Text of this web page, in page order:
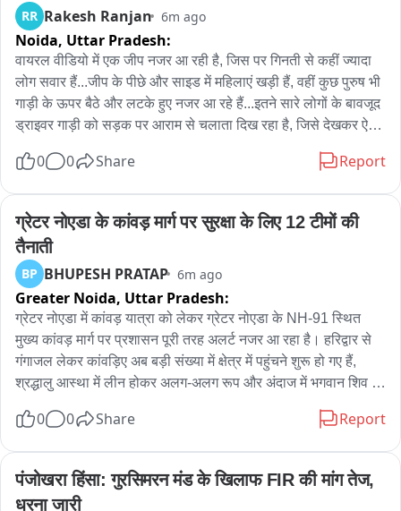
RR Rakesh Ranjan 6m ago
Noida, Uttar Pradesh:
वायरल वीडियो में एक जीप नजर आ रही है, जिस पर गिनती से कहीं ज्यादा
लोग सवार हैं...जीप के पीछे और साइड में महिलाएं खड़ी हैं, वहीं कुछ पुरुष भी
गाड़ी के ऊपर बैठे और लटके हुए नजर आ रहे हैं...इतने सारे लोगों के बावजूद
ड्राइवर गाड़ी को सड़क पर आराम से चलाता दिख रहा है, जिसे देखकर ऐसा
रहे हों
ड्राइवर की स्किल देख घूम गया दिमाग
0 0 Share Report
ग्रेटर नोएडा के कांवड़ मार्ग पर सुरक्षा के लिए 12 टीमों की
तैनाती
BP BHUPESH PRATAP 6m ago
Greater Noida, Uttar Pradesh:
ग्रेटर नोएडा में कांवड़ यात्रा को लेकर ग्रेटर नोएडा के NH-91 स्थित
मुख्य कांवड़ मार्ग पर प्रशासन पूरी तरह अलर्ट नजर आ रहा है। हरिद्वार से
गंगाजल लेकर कांवड़िए अब बड़ी संख्या में क्षेत्र में पहुंचने शुरू हो गए हैं,
श्रद्धालु आस्था में लीन होकर अलग-अलग रूप और अंदाज में भगवान शिव की
तहसील प्रशासन की ओर से विशेष इंतजाम किए गए हैं।
एसडीएम दादरी अमरेंद्र कुमार के नेतृत्व में प्रशासनिक टीम श्रद्धालुओं पर
पुष्प वर्षा कर उनका स्वागत कर रही है। कांवड़ियों को माला पहनाने के साथ
0 0 Share Report
पंजोखरा हिंसा: गुरसिमरन मंड के खिलाफ FIR की मांग तेज,
धरना जारी